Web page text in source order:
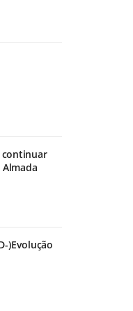
continuar
)Evolução